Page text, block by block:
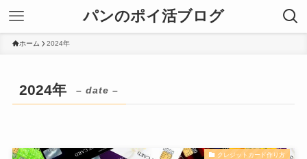
パンのポイ活ブログ
ホーム 2024年
2024年 – date –
クレジットカード作り方